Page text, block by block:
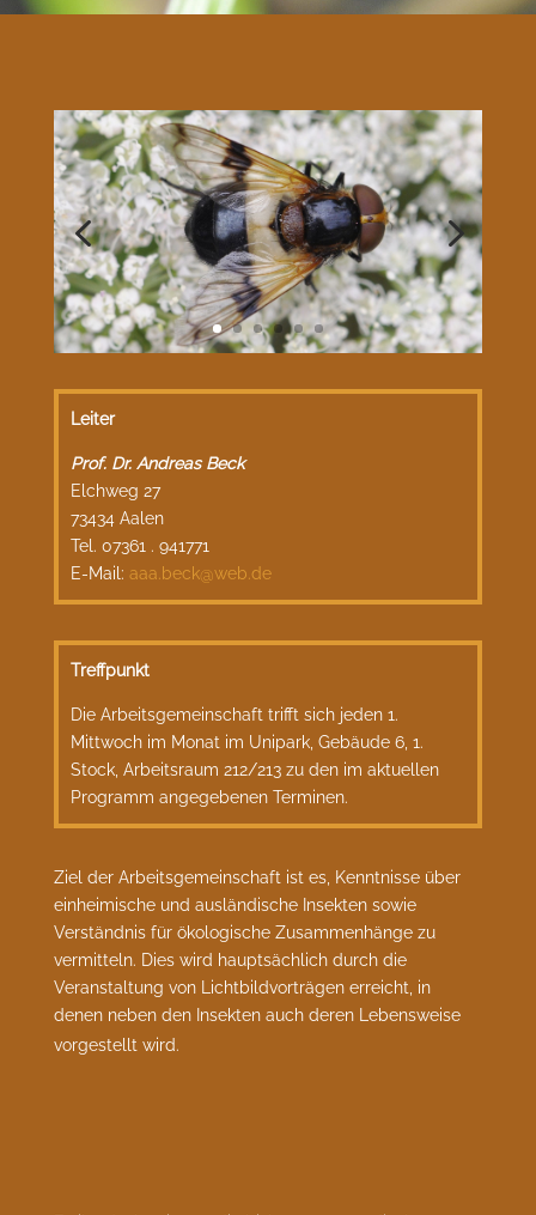
Leiter
Prof. Dr. Andreas Beck
Elchweg 27
73434 Aalen
Tel. 07361 . 941771
E-Mail: aaa.beck@web.de
Treffpunkt
Die Arbeitsgemeinschaft trifft sich jeden 1.
Mittwoch im Monat im Unipark, Gebäude 6, 1.
Stock, Arbeitsraum 212/213 zu den im aktuellen
Programm angegebenen Terminen.
Ziel der Arbeitsgemeinschaft ist es, Kenntnisse über
einheimische und ausländische Insekten sowie
Verständnis für ökologische Zusammenhänge zu
vermitteln. Dies wird hauptsächlich durch die
Veranstaltung von Lichtbildvorträgen erreicht, in
denen neben den Insekten auch deren Lebensweise
vorgestellt wird.